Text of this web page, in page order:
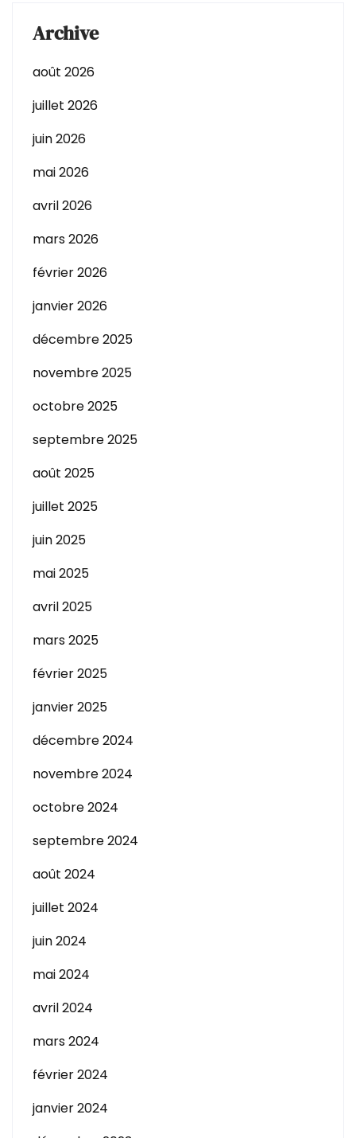
Archive
août 2026
juillet 2026
juin 2026
mai 2026
avril 2026
mars 2026
février 2026
janvier 2026
décembre 2025
novembre 2025
octobre 2025
septembre 2025
août 2025
juillet 2025
juin 2025
mai 2025
avril 2025
mars 2025
février 2025
janvier 2025
décembre 2024
novembre 2024
octobre 2024
septembre 2024
août 2024
juillet 2024
juin 2024
mai 2024
avril 2024
mars 2024
février 2024
janvier 2024